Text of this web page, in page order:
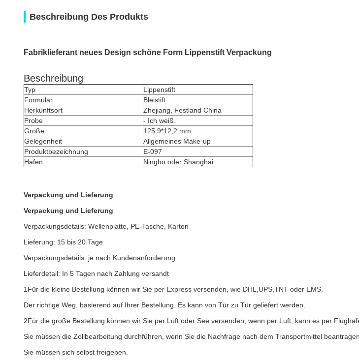
Beschreibung Des Produkts
Fabriklieferant neues Design schöne Form Lippenstift Verpackung
Beschreibung
Typ
Lippenstift
Formular
Bleistift
Herkunftsort
Zhejiang, Festland China
Probe
- Ich weiß.
Größe
125.9*12,2 mm
Gelegenheit
Allgemeines Make-up
Produktbezeichnung
E-097
Hafen
Ningbo oder Shanghai
Verpackung und Lieferung
Verpackung und Lieferung
Verpackungsdetails: Wellenplatte, PE-Tasche, Karton
Lieferung: 15 bis 20 Tage
Verpackungsdetails: je nach Kundenanforderung
Lieferdetail: In 5 Tagen nach Zahlung versandt
1Für die kleine Bestellung können wir Sie per Express versenden, wie DHL,UPS,TNT oder EMS.
Der richtige Weg, basierend auf Ihrer Bestellung. Es kann von Tür zu Tür geliefert werden.
2Für die große Bestellung können wir Sie per Luft oder See versenden, wenn per Luft, kann es per
Sie müssen die Zollbearbeitung durchführen, wenn Sie die Nachfrage nach dem Transportmittel
Sie müssen sich selbst freigeben.